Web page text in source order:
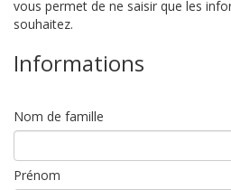
vous permet de ne saisir que les
souhaitez.
Informations
Nom de famille
Prénom